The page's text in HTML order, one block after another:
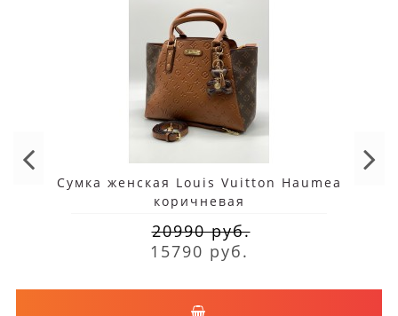
Сумка женская Louis Vuitton Haumea
коричневая
20990 руб.
15790 руб.